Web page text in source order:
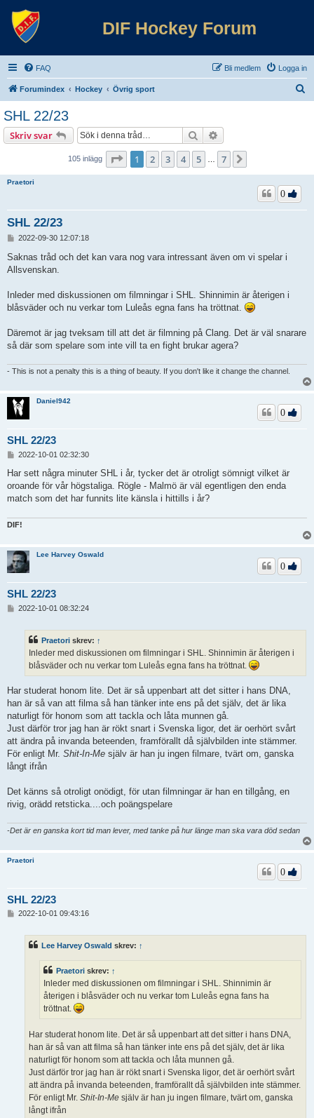
DIF Hockey Forum
FAQ Logga in
Bli medlem
Forumindex Hockey Övrig sport
SHL 22/23
Skriv svar Sök
105 inlägg Sida av 7
1 2 3 4 5 7
Praetori
SHL 22/23
0
l
ä
g
2022-09-30 12:07:18
Saknas tråd och det kan vara nog vara intressant även om vi spelar i
Allsvenskan.
Inleder med diskussionen om filmningar i SHL. Shinnimin är återigen i
blåsväder och nu verkar tom Luleås egna fans ha tröttnat.
Däremot är jag tveksam till att det är filmning på Clang. Det är väl snarare
så där som spelare som inte vill ta en fight brukar agera?
- This is not a penalty this is a thing of beauty. If you don't like it change the channel.
Daniel942
SHL 22/23
0
l
g
g
2022-10-01 02:32:30
Har sett några minuter SHL i år, tycker det är otroligt sömnigt vilket är
oroande för vår högstaliga. Rögle - Malmö är väl egentligen den enda
match som det har funnits lite känsla i hittills i år?
DIF!
Lee Harvey Oswald
SHL 22/23
0
2022-10-01 08:32:24
Praetori skrev: ↑
Inleder med diskussionen om filmningar i SHL. Shinnimin är återigen i
blåsväder och nu verkar tom Luleås egna fans ha tröttnat.
Har studerat honom lite. Det är så uppenbart att det sitter i hans DNA,
han är så van att filma så han tänker inte ens på det själv, det är lika
naturligt för honom som att tackla och låta munnen gå.
Just därför tror jag han är rökt snart i Svenska ligor, det är oerhört svårt
att ändra på invanda beteenden, framförallt då självbilden inte stämmer.
För enligt Mr. Shit-In-Me själv är han ju ingen filmare, tvärt om, ganska
långt ifrån
Det känns så otroligt onödigt, för utan filmningar är han en tillgång, en
rivig, orädd retsticka....och poängspelare
-Det är en ganska kort tid man lever, med tanke på hur länge man ska vara död sedan
Praetori
SHL 22/23
0
2022-10-01 09:43:16
Lee Harvey Oswald skrev: ↑
Praetori skrev: ↑
Inleder med diskussionen om filmningar i SHL. Shinnimin är
återigen i blåsväder och nu verkar tom Luleås egna fans ha
tröttnat.
Har studerat honom lite. Det är så uppenbart att det sitter i hans DNA,
han är så van att filma så han tänker inte ens på det själv, det är lika
naturligt för honom som att tackla och låta munnen gå.
Just därför tror jag han är rökt snart i Svenska ligor, det är oerhört svårt
att ändra på invanda beteenden, framförallt då självbilden inte stämmer.
För enligt Mr. Shit-In-Me själv är han ju ingen filmare, tvärt om, ganska
långt ifrån